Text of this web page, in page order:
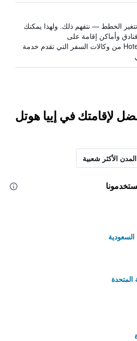
الخطط — نتفهم ذلك. ولهذا يمكنك
وأماكن إقامة على
HotelsCombined من وكالات السفر التي تقدم خدمة
لإقامتك في إييا هوتل
المدن الأكثر شعبية
السعودية
المتحدة